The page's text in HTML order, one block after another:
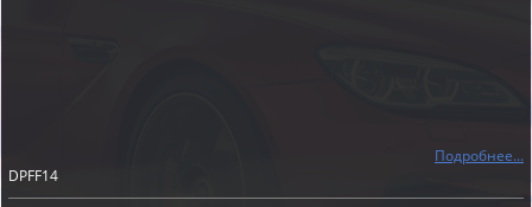
Подробнее...
DPFF14